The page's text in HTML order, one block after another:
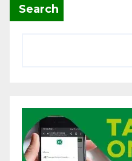
Search